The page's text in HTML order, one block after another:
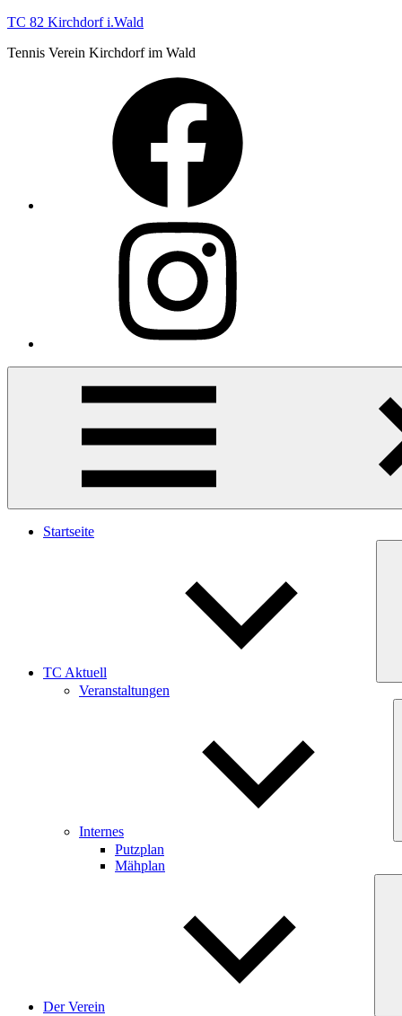
Zum
springen
TC 82 Kirchdorf i.Wald
Tennis Verein Kirchdorf im Wald
Startseite
TC Aktuell
Veranstaltungen
Internes
Putzplan
Mähplan
Der Verein